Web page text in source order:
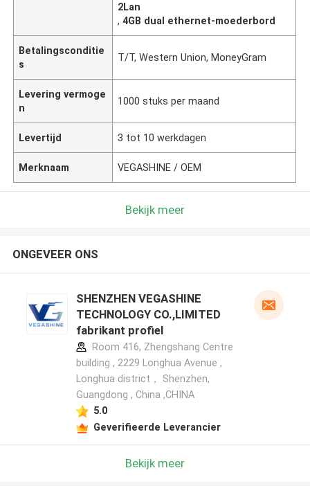
2Lan
,4GB dual ethernet-moederbord
Betalingsconditie
s
T/T, Western Union, MoneyGram
Levering vermoge
n
1000 stuks per maand
Levertijd 3 tot 10 werkdagen
Merknaam VEGASHINE / OEM
Bekijk meer
ONGEVEER ONS
SHENZHEN VEGASHINE
TECHNOLOGY CO.,LIMITED
fabrikant profiel
Room 416, Zhengshang Centre
building , 2229 Longhua Avenue ,
Longhua district， Shenzhen,
Guangdong , China ,CHINA
5.0
Geverifieerde Leverancier
Bekijk meer